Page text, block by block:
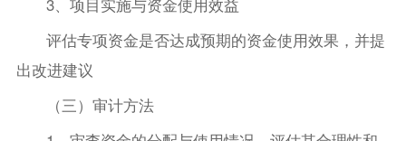
3、项目实施与资金使用效益
评估专项资金是否达成预期的资金使用效果，并提
出改进建议
（三）审计方法